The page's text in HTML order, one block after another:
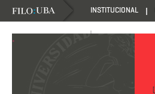
INSTITUCIONAL
DANZANTES DE LA LUZ
.